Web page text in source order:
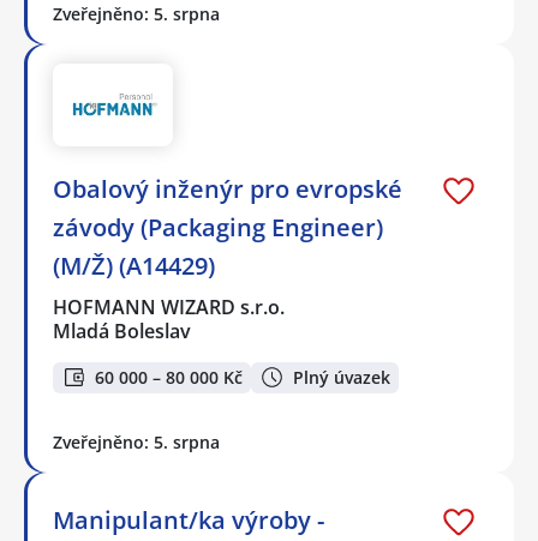
Zveřejněno: 5. srpna
Obalový inženýr pro evropské
závody (Packaging Engineer)
(M/Ž) (A14429)
HOFMANN WIZARD s.r.o.
Mladá Boleslav
60 000 – 80 000 Kč Plný úvazek
Zveřejněno: 5. srpna
Manipulant/ka výroby -